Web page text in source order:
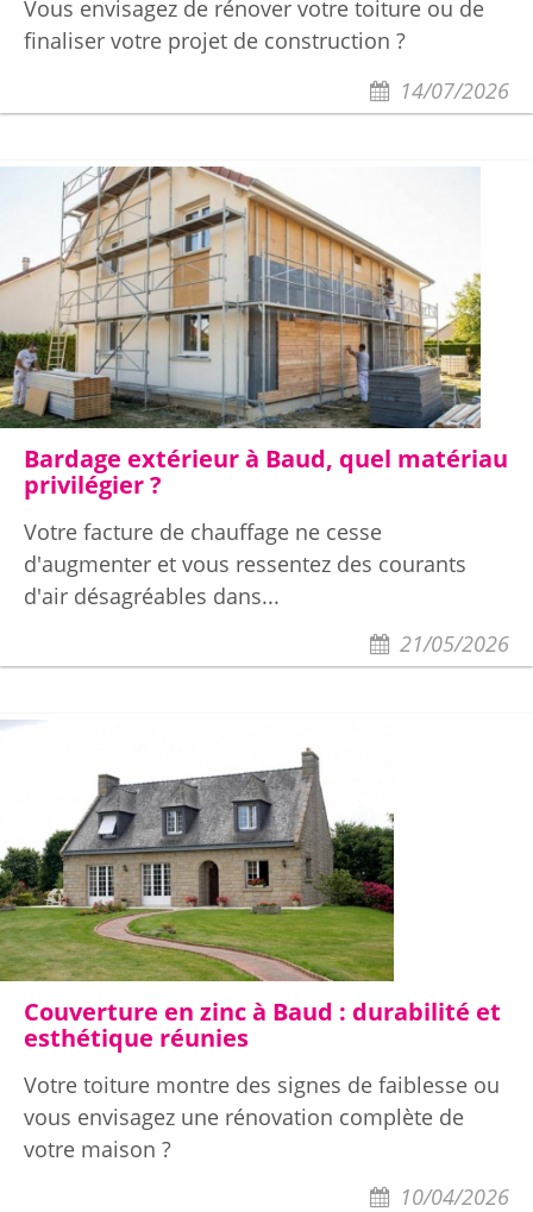
Vous envisagez de rénover votre toiture ou de
finaliser votre projet de construction ?
14/07/2026
Bardage extérieur à Baud, quel matériau
privilégier ?
Votre facture de chauffage ne cesse
d'augmenter et vous ressentez des courants
d'air désagréables dans...
21/05/2026
Couverture en zinc à Baud : durabilité et
esthétique réunies
Votre toiture montre des signes de faiblesse ou
vous envisagez une rénovation complète de
votre maison ?
10/04/2026